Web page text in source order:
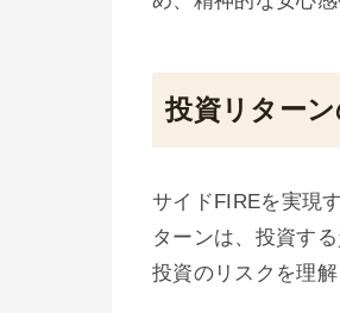
投資リター
サイドFIREを実現
ターンは、投資す
投資のリスクを理